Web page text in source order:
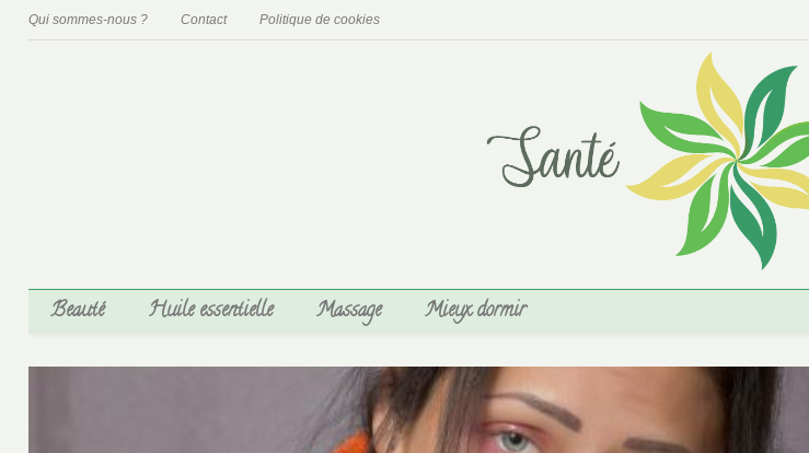
Qui sommes-nous ? Contact Politique de cookies
Beauté Huile essentielle Massage Mieux dormir